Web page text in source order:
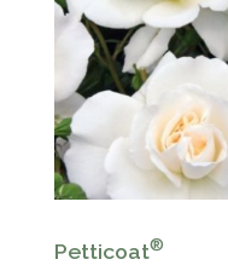
Petticoat®